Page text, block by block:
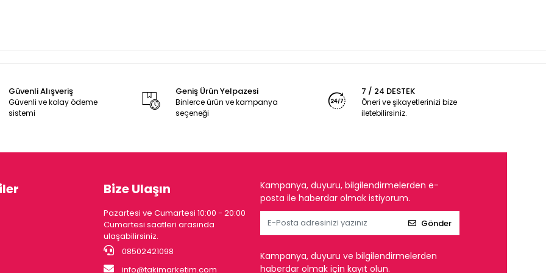
Güvenli Alışveriş
Güvenli ve kolay ödeme
sistemi
Geniş Ürün Yelpazesi
Binlerce ürün ve kampanya
seçeneği
7 / 24 DESTEK
Öneri ve şikayetlerinizi bize
iletebilirsiniz.
Bize Ulaşın
Pazartesi ve Cumartesi 10:00 - 20:00
Cumartesi saatleri arasında
ulaşabilirsiniz.
08502421098
info@takimarketim.com
Kampanya, duyuru, bilgilendirmelerden e-
posta ile haberdar olmak istiyorum.
Gönder
Kampanya, duyuru ve bilgilendirmelerden
haberdar olmak için kayıt olun.